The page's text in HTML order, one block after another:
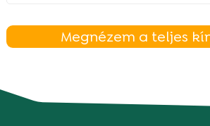
Megnézem a teljes